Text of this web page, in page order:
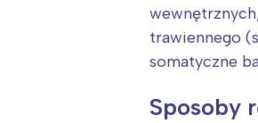
trawiennego
somatyczne
Sposoby